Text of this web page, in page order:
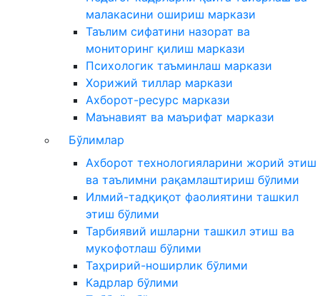
малакасини ошириш маркази
Таълим сифатини назорат ва
мониторинг қилиш маркази
Психологик таъминлаш маркази
Хорижий тиллар маркази
Ахборот-ресурс маркази
Маънавият ва маърифат маркази
Бўлимлар
Ахборот технологияларини жорий этиш
ва таълимни рақамлаштириш бўлими
Илмий-тадқиқот фаолиятини ташкил
этиш бўлими
Тарбиявий ишларни ташкил этиш ва
мукофотлаш бўлими
Таҳририй-ноширлик бўлими
Кадрлар бўлими